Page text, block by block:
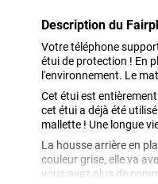
Description du
Votre téléphone
étui de protection ! En
l'environnement. Le
Cet étui est
cet étui a déjà été
mallette ! Une longue
La housse arrière en
couleur grise, elle va
vous avez plus de